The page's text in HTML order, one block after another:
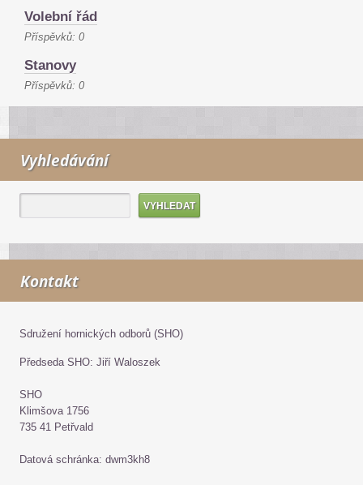
Volební řád
Příspěvků: 0
Stanovy
Příspěvků: 0
Vyhledávání
Kontakt
Sdružení hornických odborů (SHO)
Předseda SHO: Jiří Waloszek
SHO
Klimšova 1756
735 41 Petřvald
Datová schránka: dwm3kh8